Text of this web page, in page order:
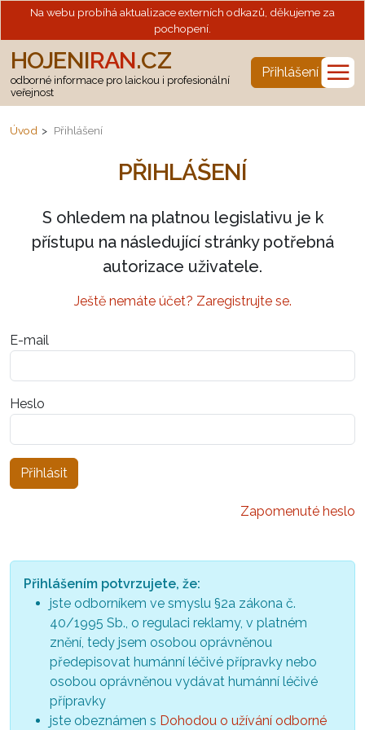
Na webu probíhá aktualizace externích odkazů, děkujeme za
pochopení.
HOJENIRAN.CZ
odborné informace pro laickou i profesionální
veřejnost
Přihlášení ☰
Úvod Přihlášení
PŘIHLÁŠENÍ
S ohledem na platnou legislativu je k
přístupu na následující stránky potřebná
autorizace uživatele.
Ještě nemáte účet? Zaregistrujte se.
E-mail
Heslo
Zapomenuté heslo
Přihlášením potvrzujete, že:
jste odborníkem ve smyslu §2a zákona č.
40/1995 Sb., o regulaci reklamy, v platném
znění, tedy jsem osobou oprávněnou
předepisovat humánní léčivé přípravky nebo
osobou oprávněnou vydávat humánní léčivé
přípravky
jste obeznámen s Dohodou o užívání odborné